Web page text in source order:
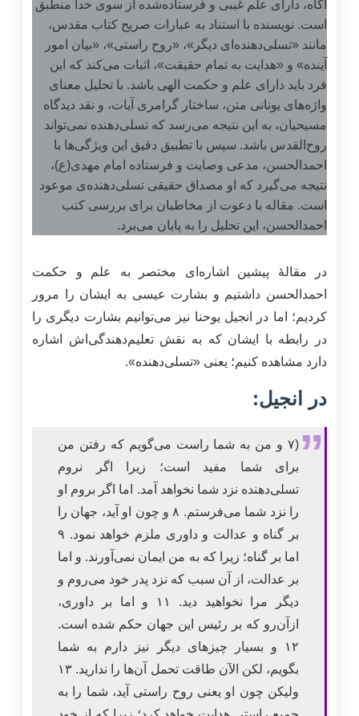
آگاه، دارای علم غیبی و فرستاده‌شده از سوی خدا منطبق
است. نویسنده با استناد به عبارات صریح کتاب مقدس،
مانند «تسلی‌دهنده‌ای دیگر»، «روح راستی»، «بیان امور
آینده» و «هدایت به تمام حقیقت»، اثبات می‌کند که این
فرد باید دارای علم و حکمت الهی باشد. با تحلیل معنای
واژه‌های یونانی متن، ساختار گرامری آیات، و نقد دیدگاه
مسیحیان، به این نتیجه می‌رسد که تسلی‌دهنده نمی‌تواند
روح‌القدس باشد. سپس با تطبیق دقیق این ویژگی‌ها با
احمدالحسن، مدعی وصایت و فرستاده امام مهدی(ع)،
نتیجه می‌گیرد که او مصداق حقیقی تسلی‌دهنده‌ی موعود
است. مقاله با دعوت از مخاطبان برای بررسی کتب
احمدالحسن، این تحلیل را به پایان می‌برد.
در مقالۀ پیشین اشاره‌ای مختصر به علم و حکمت
احمدالحسن داشتیم و بشارت عیسی به ایشان را مرور
کردیم؛ اما در انجیل یوحنا نیز می‌توانیم بشارت دیگری را
در رابطه با ایشان که به نقش تعلیم‌دهندگی‌اش اشاره
دارد مشاهده کنیم؛ یعنی «تسلی‌دهنده».
در انجیل:
(۷ و من به شما راست می‌گویم که رفتن من
برای شما مفید است؛ زیرا اگر نروم
تسلی‌دهنده نزد شما نخواهد آمد. اما اگر بروم او
را نزد شما می‌فرستم. ۸ و چون او آید، جهان را
بر گناه و عدالت و داوری ملزم خواهد نمود. ۹
اما بر گناه؛ زیرا که به من ایمان نمی‌آورند. و اما
بر عدالت، از آن سبب که نزد پدر خود می‌روم و
دیگر مرا نخواهید دید. ۱۱ و اما بر داوری،
ازآن‌رو که بر رئیس این جهان حکم شده است.
۱۲ و بسیار چیزهای دیگر نیز دارم به شما
بگویم، لکن الآن طاقت تحمل آن‌ها را ندارید. ۱۳
ولیکن چون او یعنی روح راستی آید، شما را به